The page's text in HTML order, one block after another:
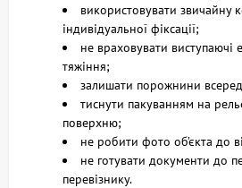
використовувати звичайну
індивідуальної фіксації;
не враховувати виступаючі
тяжіння;
залишати порожнини
тиснути пакуванням на
поверхню;
не робити фото об’єкта до
не готувати документи до
перевізнику.